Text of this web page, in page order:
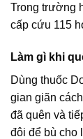
Trong trường
cấp cứu 115
Làm gì khi
Dùng thuốc
gian giãn
đã quên và
đôi để bù cho